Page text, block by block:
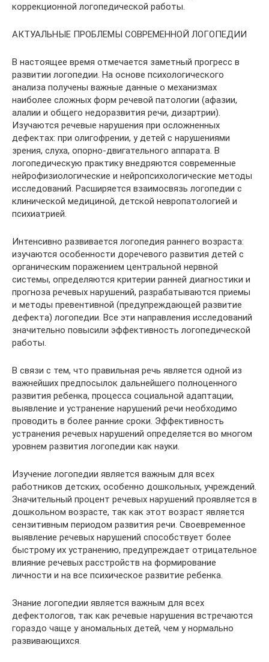
коррекционной логопедической работы.
АКТУАЛЬНЫЕ ПРОБЛЕМЫ СОВРЕМЕННОЙ ЛОГОПЕДИИ
В настоящее время отмечается заметный прогресс в
развитии логопедии. На основе психологического
анализа получены важные данные о механизмах
наиболее сложных форм речевой патологии (афазии,
алалии и общего недоразвития речи, дизартрии).
Изучаются речевые нарушения при осложненных
дефектах: при олигофрении, у детей с нарушениями
зрения, слуха, опорно-двигательного аппарата. В
логопедическую практику внедряются современные
нейрофизиологические и нейропсихологические методы
исследований. Расширяется взаимосвязь логопедии с
клинической медициной, детской невропатологией и
психиатрией.
Интенсивно развивается логопедия раннего возраста:
изучаются особенности доречевого развития детей с
органическим поражением центральной нервной
системы, определяются критерии ранней диагностики и
прогноза речевых нарушений, разрабатываются приемы
и методы превентивной (предупреждающей развитие
дефекта) логопедии. Все эти направления исследований
значительно повысили эффективность логопедической
работы.
В связи с тем, что правильная речь является одной из
важнейших предпосылок дальнейшего полноценного
развития ребенка, процесса социальной адаптации,
выявление и устранение нарушений речи необходимо
проводить в более ранние сроки. Эффективность
устранения речевых нарушений определяется во многом
уровнем развития логопедии как науки.
Изучение логопедии является важным для всех
работников детских, особенно дошкольных, учреждений.
Значительный процент речевых нарушений проявляется в
дошкольном возрасте, так как этот возраст является
сензитивным периодом развития речи. Своевременное
выявление речевых нарушений способствует более
быстрому их устранению, предупреждает отрицательное
влияние речевых расстройств на формирование
личности и на все психическое развитие ребенка.
Знание логопедии является важным для всех
дефектологов, так как речевые нарушения встречаются
гораздо чаще у аномальных детей, чем у нормально
развивающихся.